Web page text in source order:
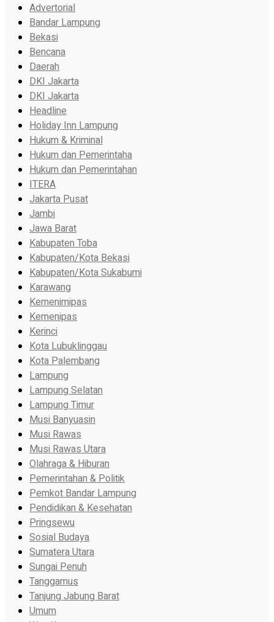
Advertorial
Bandar Lampung
Bekasi
Bencana
Daerah
DKI Jakarta
DKI Jakarta
Headline
Holiday Inn Lampung
Hukum & Kriminal
Hukum dan Pemerintaha
Hukum dan Pemerintahan
ITERA
Jakarta Pusat
Jambi
Jawa Barat
Kabupaten Toba
Kabupaten/Kota Bekasi
Kabupaten/Kota Sukabumi
Karawang
Kemenimipas
Kemenipas
Kerinci
Kota Lubuklinggau
Kota Palembang
Lampung
Lampung Selatan
Lampung Timur
Musi Banyuasin
Musi Rawas
Musi Rawas Utara
Olahraga & Hiburan
Pemerintahan & Politik
Pemkot Bandar Lampung
Pendidikan & Kesehatan
Pringsewu
Sosial Budaya
Sumatera Utara
Sungai Penuh
Tanggamus
Tanjung Jabung Barat
Umum